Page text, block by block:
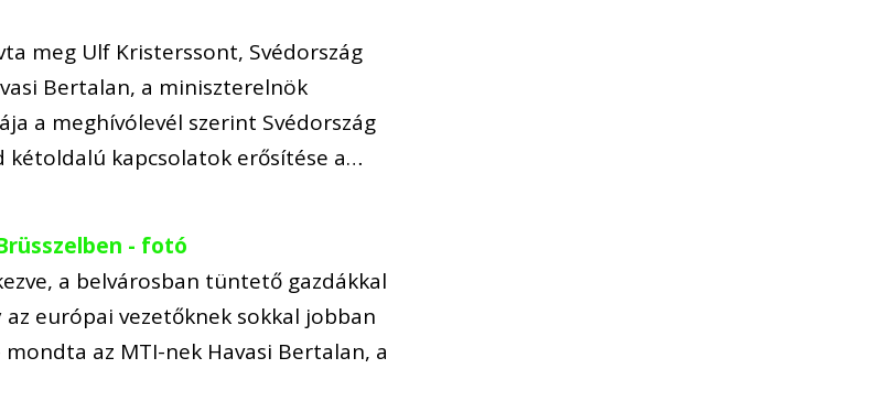
meg Ulf Kristerssont, Svédország
Bertalan, a miniszterelnök
a meghívólevél szerint Svédország
kétoldalú kapcsolatok erősítése a…
- fotó
a belvárosban tüntető gazdákkal
európai vezetőknek sokkal jobban
az MTI-nek Havasi Bertalan, a